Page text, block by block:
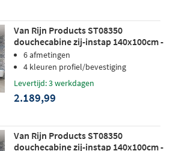
Van Rijn Products ST08350
douchecabine zij-instap 140x100cm -
grijs rookglas - mat messing
6 afmetingen
4 kleuren profiel/bevestiging
Levertijd: 3 werkdagen
2.189,99
Van Rijn Products ST08350
douchecabine zij-instap 140x100cm -